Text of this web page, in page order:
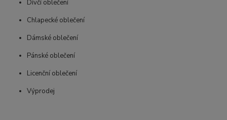
Dívčí oblečení
Chlapecké oblečení
Dámské oblečení
Pánské oblečení
Licenční oblečení
Výprodej